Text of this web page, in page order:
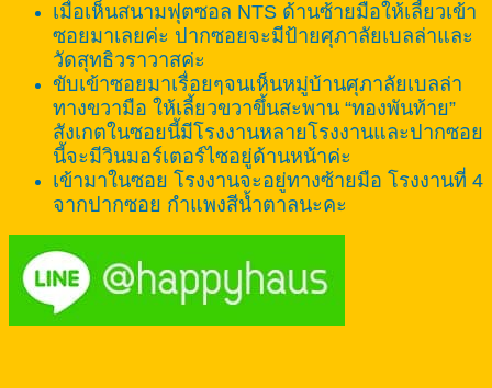
เมื่อเห็นสนามฟุตซอล NTS ด้านซ้ายมือให้เลี้ยวเข้า
ซอยมาเลยค่ะ ปากซอยจะมีป้ายศุภาลัยเบลล่าและ
วัดสุทธิวราวาสค่ะ
ขับเข้าซอยมาเรื่อยๆจนเห็นหมู่บ้านศุภาลัยเบลล่า
ทางขวามือ ให้เลี้ยวขวาขึ้นสะพาน “ทองพันท้าย”
สังเกตในซอยนี้มีโรงงานหลายโรงงานและปากซอย
นี้จะมีวินมอร์เตอร์ไซอยู่ด้านหน้าค่ะ
เข้ามาในซอย โรงงานจะอยู่ทางซ้ายมือ โรงงานที่ 4
จากปากซอย กำแพงสีน้ำตาลนะคะ